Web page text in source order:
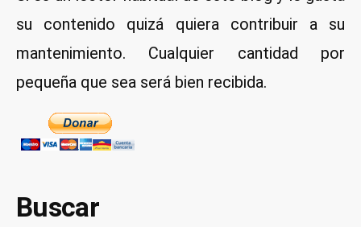
su contenido quizá quiera contribuir a su
mantenimiento. Cualquier cantidad por
pequeña que sea será bien recibida.
Buscar